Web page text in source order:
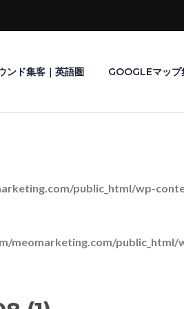
ンド集客｜英語圏 GOOGLEマップ
public_html/wp-
meomarketing.com/